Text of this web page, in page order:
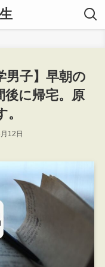
男子】早朝の
後に帰宅。原
12日